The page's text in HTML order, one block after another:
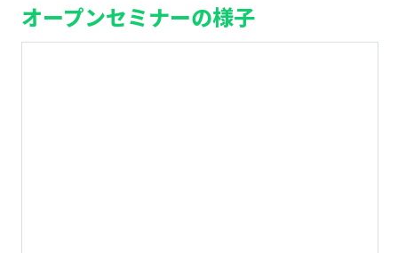
オープンセミナーの様子